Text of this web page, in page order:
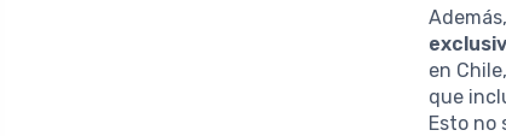
en
que
Esto no